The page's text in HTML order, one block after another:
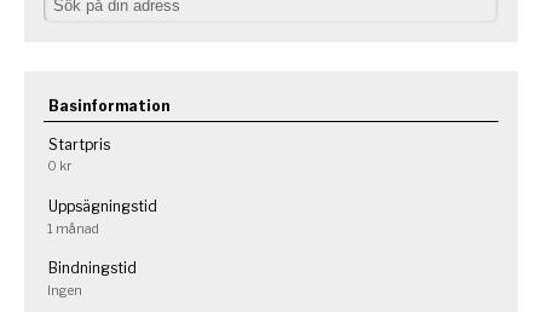
Basinformation
Startpris
0 kr
Uppsägningstid
1 månad
Bindningstid
Ingen